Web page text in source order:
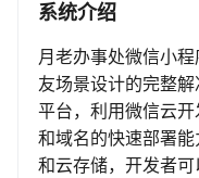
系统介绍
月老办事处微信小
友场景设计的完整
平台，利用微信云
和域名的快速部署
和云存储，开发者